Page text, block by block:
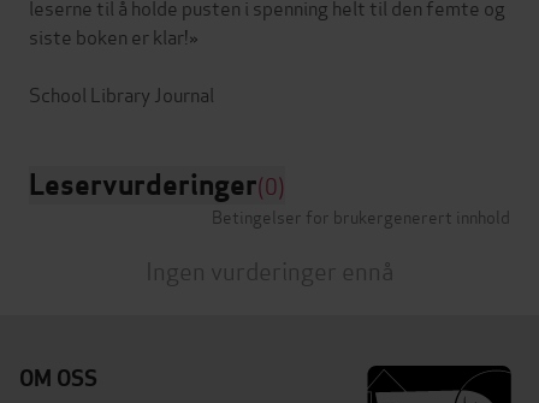
leserne til å holde pusten i spenning helt til den femte og
siste boken er klar!»
Leservurderinger(0)
Betingelser for brukergenerert innhold
Ingen vurderinger ennå
OM OSS